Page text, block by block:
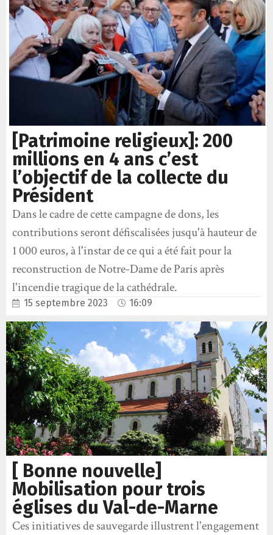
[Patrimoine religieux]: 200
millions en 4 ans c’est
l’objectif de la collecte du
Président
Dans le cadre de cette campagne de dons, les
contributions seront défiscalisées jusqu'à hauteur de
1 000 euros, à l'instar de ce qui a été fait pour la
reconstruction de Notre-Dame de Paris après
l'incendie tragique de la cathédrale.
15 septembre 2023 16:09
[ Bonne nouvelle]
Mobilisation pour trois
églises du Val-de-Marne
Ces initiatives de sauvegarde illustrent l'engagement